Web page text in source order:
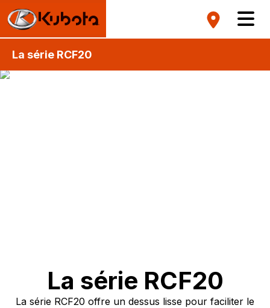
La série RCF20
La série RCF20
La série RCF20 offre un dessus lisse pour faciliter le